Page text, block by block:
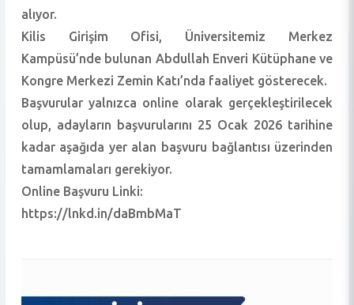
alıyor.
Kilis Girişim Ofisi, Üniversitemiz Merkez
Kampüsü’nde bulunan Abdullah Enveri Kütüphane ve
Kongre Merkezi Zemin Katı’nda faaliyet gösterecek.
Başvurular yalnızca online olarak gerçekleştirilecek
olup, adayların başvurularını 25 Ocak 2026 tarihine
kadar aşağıda yer alan başvuru bağlantısı üzerinden
tamamlamaları gerekiyor.
Online Başvuru Linki:
https://lnkd.in/daBmbMaT